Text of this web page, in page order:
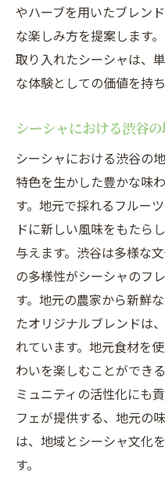
やハーブを用いたブレン
な楽しみ方を提案します
取り入れたシーシャは、
な体験としての価値を持ち
シーシャにおける渋谷
シーシャにおける渋谷の
特色を生かした豊かな味
す。地元で採れるフルー
ドに新しい風味をもたら
与えます。渋谷は多様な
の多様性がシーシャのフ
す。地元の農家から新鮮
たオリジナルブレンドは
れています。地元食材を
わいを楽しむことができ
ミュニティの活性化にも
フェが提供する、地元の
は、地域とシーシャ文化
す。